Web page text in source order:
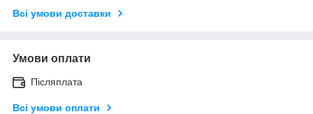
Всі умови доставки
Умови оплати
Післяплата
Всі умови оплати